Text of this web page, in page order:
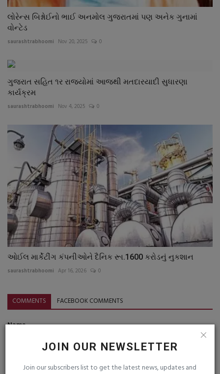
JOIN OUR NEWSLETTER
Join our subscribers list to get the latest news, updates and
લોરેન્સ બિશ્નોઈનો ભાઈ અનમોલ ગુજરાતમાં પણ અનેક ગુનામાં
વોન્ટેડ
saurashtrabhoomi Nov 20, 2025 0
ગુજરાત સહિત ૧ર રાજયોમાં આજથી મતદારયાદી સુધારણા
કાર્યક્રમ
saurashtrabhoomi Nov 4, 2025 0
ઓઈલ માર્કેટીંગ કંપનીઓને દૈનિક રૂા.1600 કરોડનું નુકશાન
saurashtrabhoomi Apr 16, 2026 0
COMMENTS FACEBOOK COMMENTS
Name
Email